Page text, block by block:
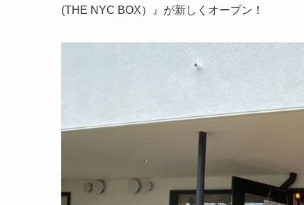
(THE NYC BOX）』が新しくオープン！